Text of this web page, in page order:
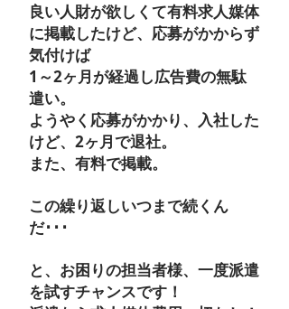
良い人財が欲しくて有料求人媒体
に掲載したけど、応募がかからず
気付けば
1～2ヶ月が経過し広告費の無駄
遣い。
ようやく応募がかかり、入社した
けど、2ヶ月で退社。
また、有料で掲載。
この繰り返しいつまで続くん
だ･･･
と、お困りの担当者様、一度派遣
を試すチャンスです！